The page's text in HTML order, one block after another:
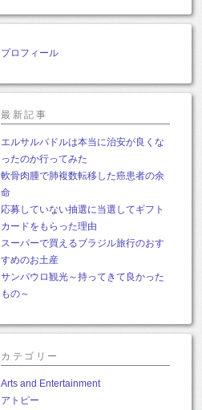
プロフィール
最新記事
エルサルバドルは本当に治安が良くな
ったのか行ってみた
軟骨肉腫で肺複数転移した癌患者の余
命
応募していない抽選に当選してギフト
カードをもらった理由
スーパーで買えるブラジル旅行のおす
すめのお土産
サンパウロ観光～持ってきて良かった
もの～
カテゴリー
Arts and Entertainment
アトピー